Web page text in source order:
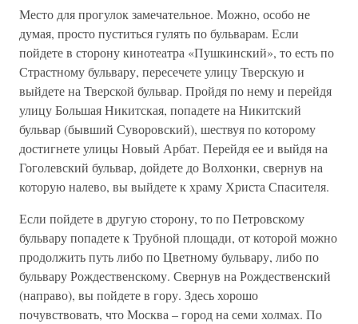
Место для прогулок замечательное. Можно, особо не
думая, просто пуститься гулять по бульварам. Если
пойдете в сторону кинотеатра «Пушкинский», то есть по
Страстному бульвару, пересечете улицу Тверскую и
выйдете на Тверской бульвар. Пройдя по нему и перейдя
улицу Большая Никитская, попадете на Никитский
бульвар (бывший Суворовский), шествуя по которому
достигнете улицы Новый Арбат. Перейдя ее и выйдя на
Гоголевский бульвар, дойдете до Волхонки, свернув на
которую налево, вы выйдете к храму Христа Спасителя.
Если пойдете в другую сторону, то по Петровскому
бульвару попадете к Трубной площади, от которой можно
продолжить путь либо по Цветному бульвару, либо по
бульвару Рождественскому. Свернув на Рождественский
(направо), вы пойдете в гору. Здесь хорошо
почувствовать, что Москва – город на семи холмах. По